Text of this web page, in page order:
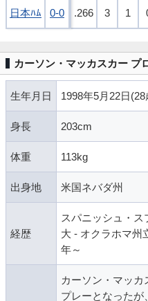
日本ﾊﾑ 0-0
日本ﾊﾑ 0-0 .266 3 1
カーソン・マッカスカー プ
生年月日 1998年5月22日(28
身長 203cm
体重 113kg
出身地 米国ネバダ州
経歴
スパニッシュ・ス
大 - オクラホマ州
年～
カーソン・マッ
プレーとなったが